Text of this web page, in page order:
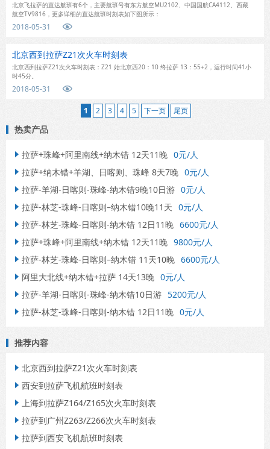
北京飞拉萨的直达航班有6个，主要航班号有东方航空MU2102、中国国航CA4112、西藏
航空TV9816，更多详细的直达航班时刻表如下图所示：
2018-05-31 
北京西到拉萨Z21次火车时刻表
北京西到拉萨Z21次火车时刻表：Z21 始北京西20：10 终拉萨 13：55+2，运行时间41小
时45分。
2018-05-31 
1 2 3 4 5 下一页 尾页
热卖产品
 拉萨+珠峰+阿里南线+纳木错 12天11晚 0元/人
 拉萨+纳木错+羊湖、日喀则、珠峰 8天7晚 0元/人
 拉萨-羊湖-日喀则-珠峰-纳木错9晚10日游 0元/人
 拉萨-林芝-珠峰-日喀则–纳木错10晚11天 0元/人
 拉萨-林芝-珠峰-日喀则-纳木错 12日11晚 6600元/人
 拉萨+珠峰+阿里南线+纳木错 12天11晚 9800元/人
 拉萨-林芝-珠峰-日喀则–纳木错 11天10晚 6600元/人
 阿里大北线+纳木错+拉萨 14天13晚 0元/人
 拉萨-羊湖-日喀则-珠峰-纳木错10日游 5200元/人
 拉萨-林芝-珠峰-日喀则-纳木错 12日11晚 0元/人
推荐内容
 北京西到拉萨Z21次火车时刻表
 西安到拉萨飞机航班时刻表
 上海到拉萨Z164/Z165次火车时刻表
 拉萨到广州Z263/Z266次火车时刻表
 拉萨到西安飞机航班时刻表